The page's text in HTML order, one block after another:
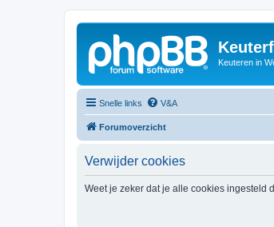
Keuteren in
Snelle links V&A
Forumoverzicht
Verwijder cookies
Weet je zeker dat je alle cookies ingesteld